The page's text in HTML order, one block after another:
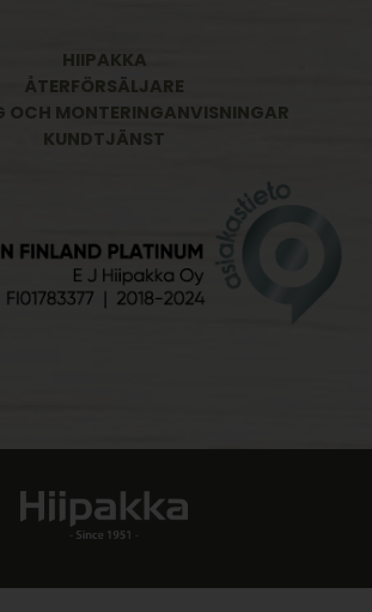
HIIPAKKA
ÅTERFÖRSÄLJARE
OCH MONTERINGANVISNINGAR
KUNDTJÄNST